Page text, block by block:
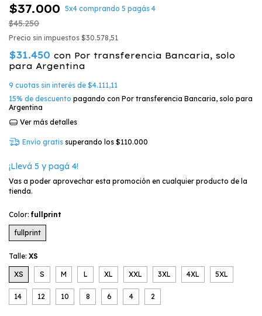
$37.000 5x4 comprando 5 pagás 4
$45.250
Precio sin impuestos $30.578,51
$31.450 con Por transferencia Bancaria, solo
para Argentina
9 cuotas sin interés de $4.111,11
15% de descuento pagando con Por transferencia Bancaria, solo para
Argentina
Ver más detalles
Envío gratis superando los $110.000
¡Llevá 5 y pagá 4!
Vas a poder aprovechar esta promoción en cualquier producto de la
tienda.
Color: fullprint
fullprint
Talle: XS
XS S M L XL XXL 3XL 4XL 5XL
14 12 10 8 6 4 2